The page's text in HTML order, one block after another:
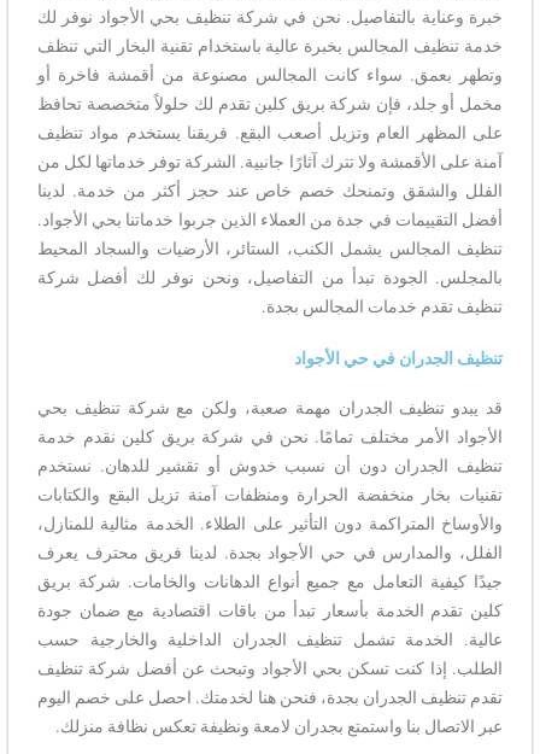
خبرة وعناية بالتفاصيل. نحن في شركة تنظيف بحي الأجواد نوفر لك
خدمة تنظيف المجالس بخبرة عالية باستخدام تقنية البخار التي تنظف
وتطهر بعمق. سواء كانت المجالس مصنوعة من أقمشة فاخرة أو
مخمل أو جلد، فإن شركة بريق كلين تقدم لك حلولاً متخصصة تحافظ
على المظهر العام وتزيل أصعب البقع. فريقنا يستخدم مواد تنظيف
آمنة على الأقمشة ولا تترك آثارًا جانبية. الشركة توفر خدماتها لكل من
الفلل والشقق وتمنحك خصم خاص عند حجز أكثر من خدمة. لدينا
أفضل التقييمات في جدة من العملاء الذين جربوا خدماتنا بحي الأجواد.
تنظيف المجالس يشمل الكنب، الستائر، الأرضيات والسجاد المحيط
بالمجلس. الجودة تبدأ من التفاصيل، ونحن نوفر لك أفضل شركة
تنظيف تقدم خدمات المجالس بجدة.
تنظيف الجدران في حي الأجواد
قد يبدو تنظيف الجدران مهمة صعبة، ولكن مع شركة تنظيف بحي
الأجواد الأمر مختلف تمامًا. نحن في شركة بريق كلين نقدم خدمة
تنظيف الجدران دون أن نسبب خدوش أو تقشير للدهان. نستخدم
تقنيات بخار منخفضة الحرارة ومنظفات آمنة تزيل البقع والكتابات
والأوساخ المتراكمة دون التأثير على الطلاء. الخدمة مثالية للمنازل،
الفلل، والمدارس في حي الأجواد بجدة. لدينا فريق محترف يعرف
جيدًا كيفية التعامل مع جميع أنواع الدهانات والخامات. شركة بريق
كلين تقدم الخدمة بأسعار تبدأ من باقات اقتصادية مع ضمان جودة
عالية. الخدمة تشمل تنظيف الجدران الداخلية والخارجية حسب
الطلب. إذا كنت تسكن بحي الأجواد وتبحث عن أفضل شركة تنظيف
تقدم تنظيف الجدران بجدة، فنحن هنا لخدمتك. احصل على خصم اليوم
عبر الاتصال بنا واستمتع بجدران لامعة ونظيفة تعكس نظافة منزلك.